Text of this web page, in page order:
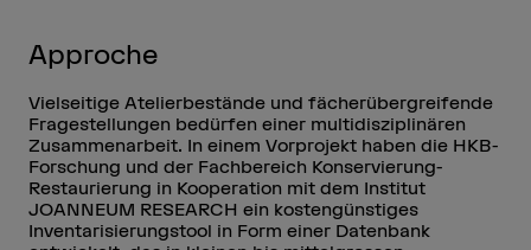
Approche
Vielseitige Atelierbestände und fächerübergreifende
Fragestellungen bedürfen einer multidisziplinären
Zusammenarbeit. In einem Vorprojekt haben die HKB-
Forschung und der Fachbereich Konservierung-
Restaurierung in Kooperation mit dem Institut
JOANNEUM RESEARCH ein kostengünstiges
Inventarisierungstool in Form einer Datenbank